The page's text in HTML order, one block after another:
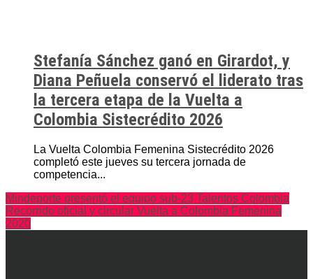
Stefanía Sánchez ganó en Girardot, y
Diana Peñuela conservó el liderato tras
la tercera etapa de la Vuelta a
Colombia Sistecrédito 2026
La Vuelta Colombia Femenina Sistecrédito 2026
completó este jueves su tercera jornada de
competencia...
Mindeporte presentó el equipo sub-23 Talentos Colombia
Recorrido oficial y circular Vuelta a Colombia Femenina
2020